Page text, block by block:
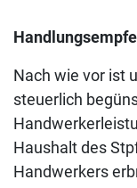
Nach wie vor ist
steuerlich
Haushalt des
Handwerkers